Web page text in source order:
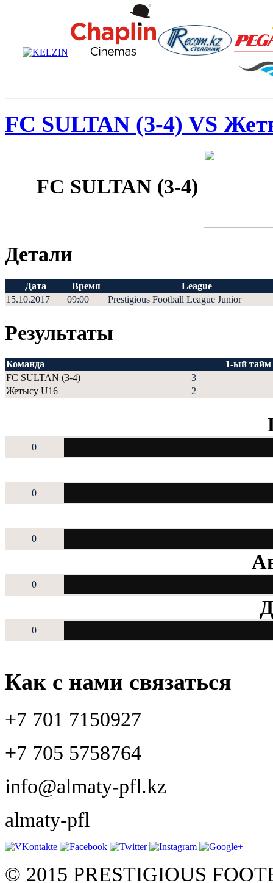
FC SULTAN (3-4) VS
FC SULTAN (3-4)
Детали
Дата Время
League
15.10.2017
09:00 Prestigious Football League Junior
Результаты
Команда
1-ый тайм
FC SULTAN (3-4)
3
Жетысу U16
2
0
0
0
0
0
Как с нами связаться
+7 701 7150927
+7 705 5758764
info@almaty-pfl.kz
almaty-pfl
© 2015 PRESTIGIOUS